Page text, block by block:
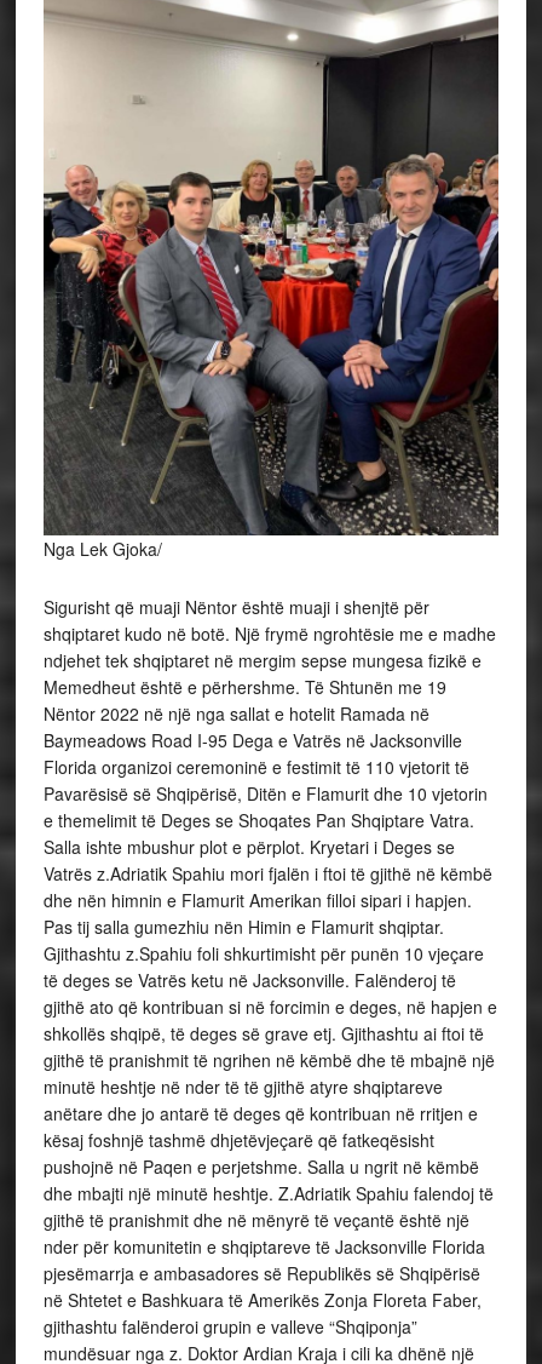
Nga Lek Gjoka/
Sigurisht që muaji Nëntor është muaji i shenjtë për
shqiptaret kudo në botë. Një frymë ngrohtësie me e madhe
ndjehet tek shqiptaret në mergim sepse mungesa fizikë e
Memedheut është e përhershme. Të Shtunën me 19
Nëntor 2022 në një nga sallat e hotelit Ramada në
Baymeadows Road I-95 Dega e Vatrës në Jacksonville
Florida organizoi ceremoninë e festimit të 110 vjetorit të
Pavarësisë së Shqipërisë, Ditën e Flamurit dhe 10 vjetorin
e themelimit të Deges se Shoqates Pan Shqiptare Vatra.
Salla ishte mbushur plot e përplot. Kryetari i Deges se
Vatrës z.Adriatik Spahiu mori fjalën i ftoi të gjithë në këmbë
dhe nën himnin e Flamurit Amerikan filloi sipari i hapjen.
Pas tij salla gumezhiu nën Himin e Flamurit shqiptar.
Gjithashtu z.Spahiu foli shkurtimisht për punën 10 vjeçare
të deges se Vatrës ketu në Jacksonville. Falënderoj të
gjithë ato që kontribuan si në forcimin e deges, në hapjen e
shkollës shqipë, të deges së grave etj. Gjithashtu ai ftoi të
gjithë të pranishmit të ngrihen në këmbë dhe të mbajnë një
minutë heshtje në nder të të gjithë atyre shqiptareve
anëtare dhe jo antarë të deges që kontribuan në rritjen e
kësaj foshnjë tashmë dhjetëvjeçarë që fatkeqësisht
pushojnë në Paqen e perjetshme. Salla u ngrit në këmbë
dhe mbajti një minutë heshtje. Z.Adriatik Spahiu falendoj të
gjithë të pranishmit dhe në mënyrë të veçantë është një
nder për komunitetin e shqiptareve të Jacksonville Florida
pjesëmarrja e ambasadores së Republikës së Shqipërisë
në Shtetet e Bashkuara të Amerikës Zonja Floreta Faber,
gjithashtu falënderoi grupin e valleve “Shqiponja”
mundësuar nga z. Doktor Ardian Kraja i cili ka dhënë një